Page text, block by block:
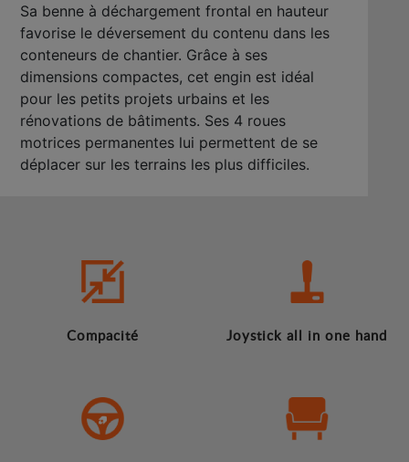
Sa benne à déchargement frontal en hauteur
favorise le déversement du contenu dans les
conteneurs de chantier. Grâce à ses
dimensions compactes, cet engin est idéal
pour les petits projets urbains et les
rénovations de bâtiments. Ses 4 roues
motrices permanentes lui permettent de se
déplacer sur les terrains les plus difficiles.
Compacité Joystick all in one hand